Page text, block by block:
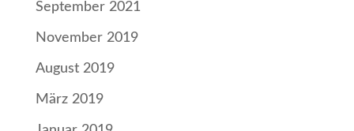
September 2021
November 2019
August 2019
März 2019